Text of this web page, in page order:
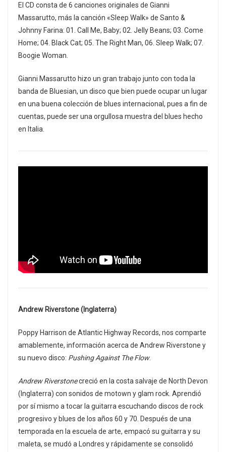
El CD consta de 6 canciones originales de Gianni
Massarutto, más la canción «Sleep Walk» de Santo &
Johnny Farina: 01. Call Me, Baby; 02. Jelly Beans; 03. Come
Home; 04. Black Cat; 05. The Right Man, 06. Sleep Walk; 07.
Boogie Woman.
Gianni Massarutto hizo un gran trabajo junto con toda la
banda de Bluesian, un disco que bien puede ocupar un lugar
en una buena colección de blues internacional, pues a fin de
cuentas, puede ser una orgullosa muestra del blues hecho
en Italia.
Andrew Riverstone (Inglaterra)
Poppy Harrison de Atlantic Highway Records, nos comparte
amablemente, información acerca de Andrew Riverstone y
su nuevo disco: Pushing Against The Flow.
Andrew Riverstonecreció en la costa salvaje de North Devon
(Inglaterra) con sonidos de motown y glam rock. Aprendió
por sí mismo a tocar la guitarra escuchando discos de rock
progresivo y blues de los años 60 y 70. Después de una
temporada en la escuela de arte, empacó su guitarra y su
maleta, se mudó a Londres y rápidamente se consolidó